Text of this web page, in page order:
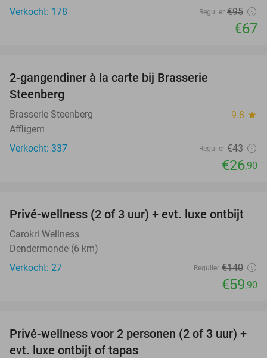
Verkocht: 178
Regulier €95
€67
2-gangendiner à la carte bij Brasserie
Steenberg
Brasserie Steenberg 9.8 star
Affligem
Verkocht: 337
Regulier €43
€26,90
57%
Privé-wellness (2 of 3 uur) + evt. luxe ontbijt
Carokri Wellness
Dendermonde (6 km)
Verkocht: 27
Regulier €140
€59,90
30%
Privé-wellness voor 2 personen (2 of 3 uur) +
evt. luxe ontbijt of tapas